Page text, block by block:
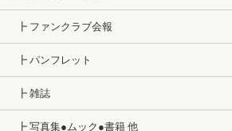
┣ ファンクラブ会報
┣ パンフレット
┣ 雑誌
┣ 写真集●ムック●書籍 他